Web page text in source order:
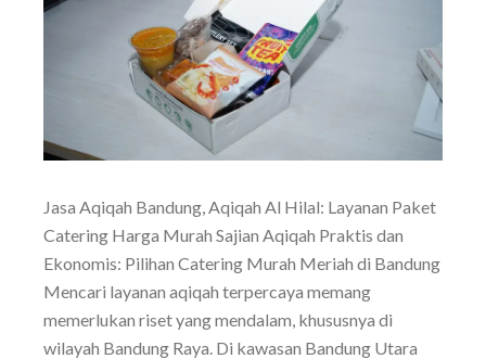
Jasa Aqiqah Bandung, Aqiqah Al Hilal: Layanan Paket
Catering Harga Murah Sajian Aqiqah Praktis dan
Ekonomis: Pilihan Catering Murah Meriah di Bandung
Mencari layanan aqiqah terpercaya memang
memerlukan riset yang mendalam, khususnya di
wilayah Bandung Raya. Di kawasan Bandung Utara